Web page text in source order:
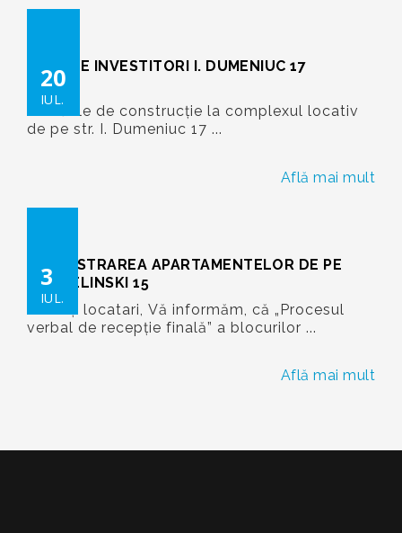
20
IUL.
ATENȚIE INVESTITORI I. DUMENIUC 17
Lucrările de construcție la complexul locativ
de pe str. I. Dumeniuc 17 ...
Află mai mult
3
IUL.
ÎNREGISTRAREA APARTAMENTELOR DE PE
STR.ZELINSKI 15
Stimați locatari, Vă informăm, că „Procesul
verbal de recepție finală” a blocurilor ...
Află mai mult